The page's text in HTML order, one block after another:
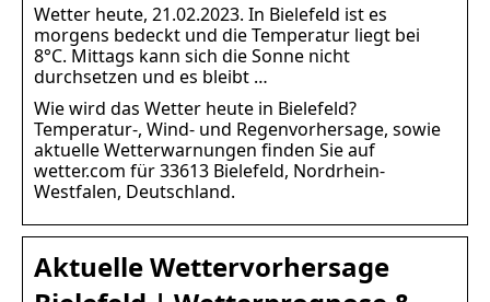
Wetter heute, 21.02.2023. In Bielefeld ist es
morgens bedeckt und die Temperatur liegt bei
8°C. Mittags kann sich die Sonne nicht
durchsetzen und es bleibt …
Wie wird das Wetter heute in Bielefeld?
Temperatur-, Wind- und Regenvorhersage, sowie
aktuelle Wetterwarnungen finden Sie auf
wetter.com für 33613 Bielefeld, Nordrhein-
Westfalen, Deutschland.
Aktuelle Wettervorhersage